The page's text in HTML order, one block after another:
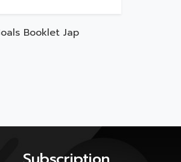
Booklet Jap